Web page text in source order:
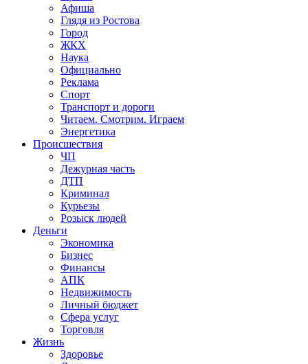
Афиша
Глядя из Ростова
Город
ЖКХ
Наука
Официально
Реклама
Спорт
Транспорт и дороги
Читаем. Смотрим. Играем
Энергетика
Происшествия
ЧП
Дежурная часть
ДТП
Криминал
Курьезы
Розыск людей
Деньги
Экономика
Бизнес
Финансы
АПК
Недвижимость
Личный бюджет
Сфера услуг
Торговля
Жизнь
Здоровье